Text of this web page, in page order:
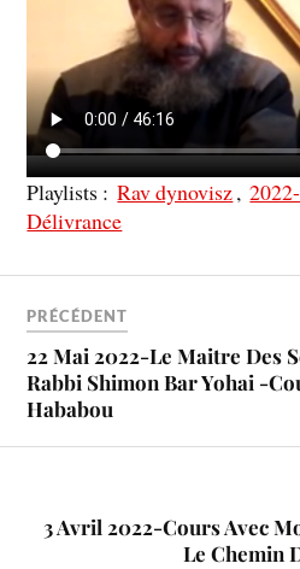
Playlists : Rav dynovisz,
Délivrance
PRÉCÉDENT
22 Mai 2022-Le Maitre Des
Rabbi Shimon Bar Yohai -
Hababou
3 Avril 2022-Cours Avec
Le Chemin